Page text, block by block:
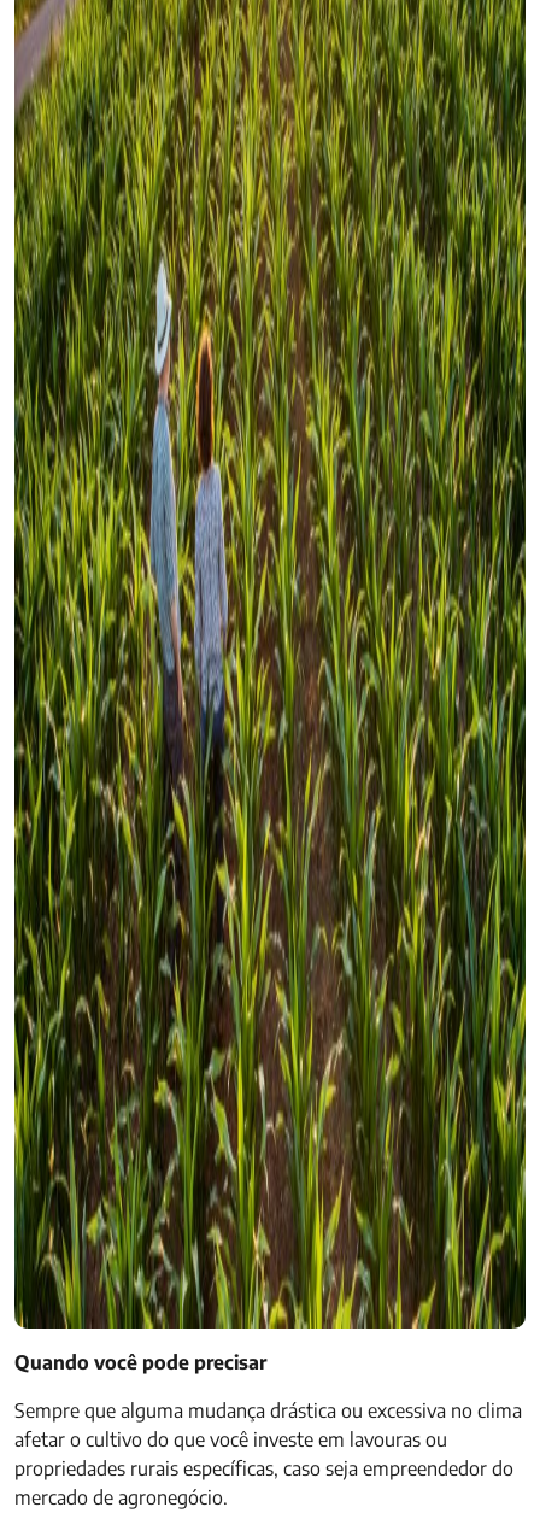
Quando você pode precisar
Sempre que alguma mudança drástica ou excessiva no clima
afetar o cultivo do que você investe em lavouras ou
propriedades rurais específicas, caso seja empreendedor do
mercado de agronegócio.